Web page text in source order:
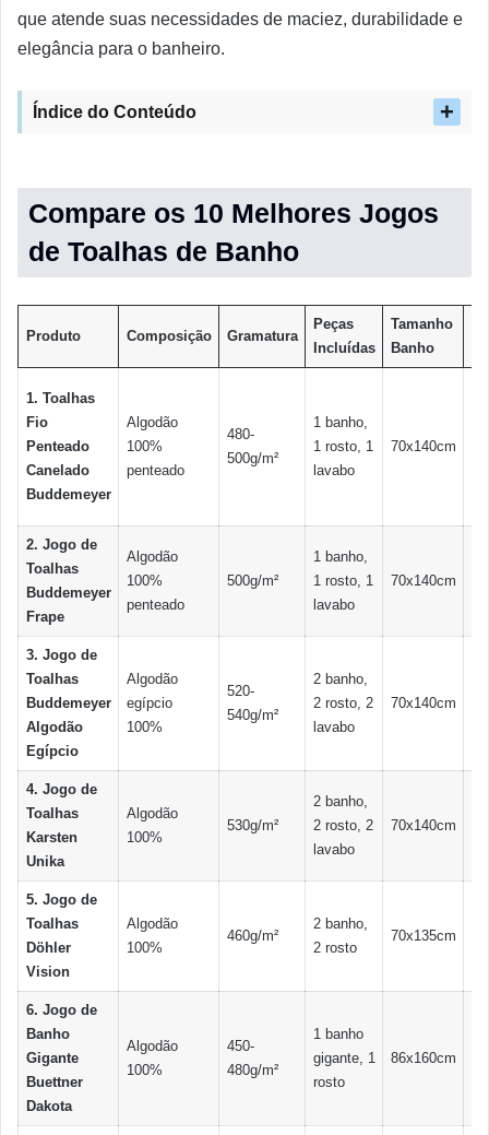
que atende suas necessidades de maciez, durabilidade e
elegância para o banheiro.
Índice do Conteúdo
Compare os 10 Melhores Jogos
de Toalhas de Banho
Produto Composição Gramatura
Peças
Incluídas
Tamanho
Banho
1. Toalhas
Fio
Penteado
Canelado
Buddemeyer
Algodão
100%
penteado
480-
500g/m²
1 banho,
1 rosto, 1
lavabo
70x140cm
2. Jogo de
Toalhas
Buddemeyer
Frape
Algodão
100%
penteado
500g/m²
1 banho,
1 rosto, 1
lavabo
70x140cm
3. Jogo de
Toalhas
Buddemeyer
Algodão
Egípcio
Algodão
egípcio
100%
520-
540g/m²
2 banho,
2 rosto, 2
lavabo
70x140cm
4. Jogo de
Toalhas
Karsten
Unika
Algodão
100%
530g/m²
2 banho,
2 rosto, 2
lavabo
70x140cm
5. Jogo de
Toalhas
Döhler
Vision
Algodão
100%
460g/m²
2 banho,
2 rosto
70x135cm
6. Jogo de
Banho
Gigante
Buettner
Dakota
Algodão
100%
450-
480g/m²
1 banho
gigante, 1
rosto
86x160cm